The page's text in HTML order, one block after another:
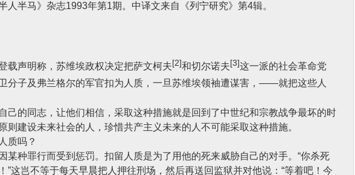
半马》杂志1993年第1期。中译文来自《列宁研究》第4辑。
载声明称，苏维埃政权决定把萨文柯夫[2]和切尔诺夫[3]这一派的社会革命党
分子及弗兰格尔的军官扣为人质，一旦苏维埃领袖遭谋害，——就把这些人
的同志，让他们相信，采取这种措施就是回到了中世纪和宗教战争最坏的时
则建设未来社会的人，珍惜共产主义未来的人不可能采取这种措施。
质吗？
罪行而受到惩罚。扣留人质是为了用他的死来威胁自己的对手。“你杀死
”这岂不等于每天早晨把人押往刑场，然后再送回监狱并对他说：“等着吧！今